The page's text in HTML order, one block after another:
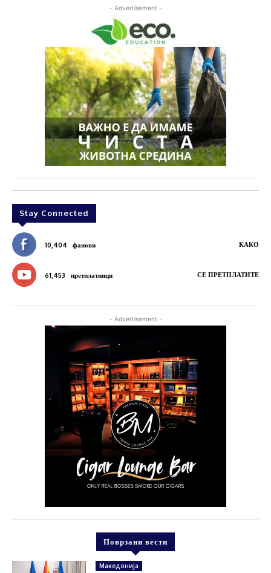
- Advertisement -
Stay Connected
10,404 фанови КАКО
61,453 претплатници СЕ ПРЕТПЛАТИТЕ
- Advertisement -
Поврзани вести
Македонија